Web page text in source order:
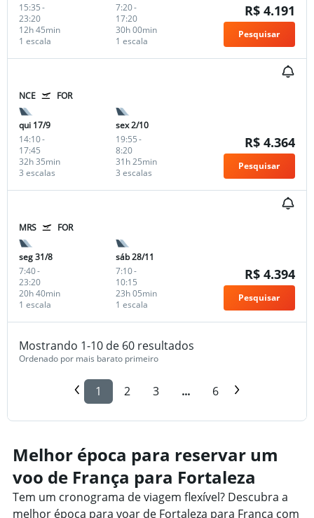
15:35-
23:20
1 escala
12h 45min
7:20-
17:20
1 escala
30h 00min
R$ 4.191
Pesquisar
NCE FOR
qui 17/9
14:10-
17:45
3 escalas
32h 35min
sex 2/10
19:55-
8:20
3 escalas
31h 25min
R$ 4.364
Pesquisar
MRS FOR
seg 31/8
7:40-
23:20
1 escala
20h 40min
sáb 28/11
7:10-
10:15
1 escala
23h 05min
R$ 4.394
Pesquisar
Mostrando 1-10 de 60 resultados
Ordenado por mais barato primeiro
1 2 3 ... 6
Melhor época para reservar um
voo de França para Fortaleza
Tem um cronograma de viagem flexível? Descubra a
melhor época para voar de Fortaleza para França com